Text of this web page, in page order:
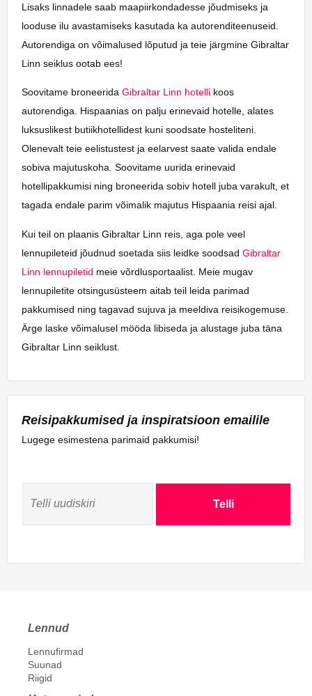
Lisaks linnadele saab maapiirkondadesse jõudmiseks ja
looduse ilu avastamiseks kasutada ka autorenditeenuseid.
Autorendiga on võimalused lõputud ja teie järgmine Gibraltar
Linn seiklus ootab ees!
Soovitame broneerida Gibraltar Linn hotelli koos
autorendiga. Hispaanias on palju erinevaid hotelle, alates
luksuslikest butiikhotellidest kuni soodsate hosteliteni.
Olenevalt teie eelistustest ja eelarvest saate valida endale
sobiva majutuskoha. Soovitame uurida erinevaid
hotellipakkumisi ning broneerida sobiv hotell juba varakult, et
tagada endale parim võimalik majutus Hispaania reisi ajal.
Kui teil on plaanis Gibraltar Linn reis, aga pole veel
lennupileteid jõudnud soetada siis leidke soodsad Gibraltar
Linn lennupiletid meie võrdlusportaalist. Meie mugav
lennupiletite otsingusüsteem aitab teil leida parimad
pakkumised ning tagavad sujuva ja meeldiva reisikogemuse.
Ärge laske võimalusel mööda libiseda ja alustage juba täna
Gibraltar Linn seiklust.
Reisipakkumised ja inspiratsioon emailile
Lugege esimestena parimaid pakkumisi!
Telli
Lennud
Lennufirmad
Suunad
Riigid